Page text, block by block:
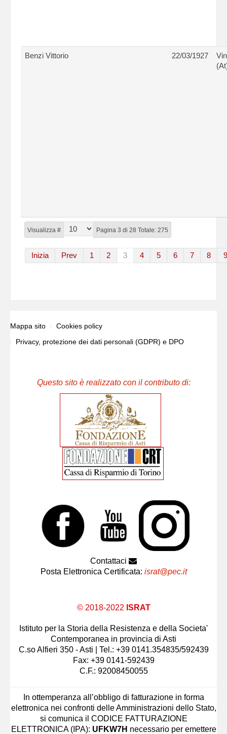
Visualizza # Pagina 3 di 28 Totale: 275
Inizia Prev 1 2 3 4 5 6 7 8 9
Benzi Vittorio 22/03/1927
Mappa sito
Cookies policy
Privacy, protezione dei dati personali (GDPR) e DPO
Questo sito è realizzato con il contributo di:
Contattaci
Posta Elettronica Certificata: israt@pec.it
© 2018-2022 ISRAT
Istituto per la Storia della Resistenza e della Societa'
Contemporanea in provincia di Asti
C.so Alfieri 350 - Asti | Tel.: +39 0141.354835/592439
Fax: +39 0141-592439
C.F.: 92008450055
In ottemperanza all’obbligo di fatturazione in forma
elettronica nei confronti delle Amministrazioni dello Stato,
si comunica il CODICE FATTURAZIONE
ELETTRONICA (IPA): UFKW7H necessario per emettere